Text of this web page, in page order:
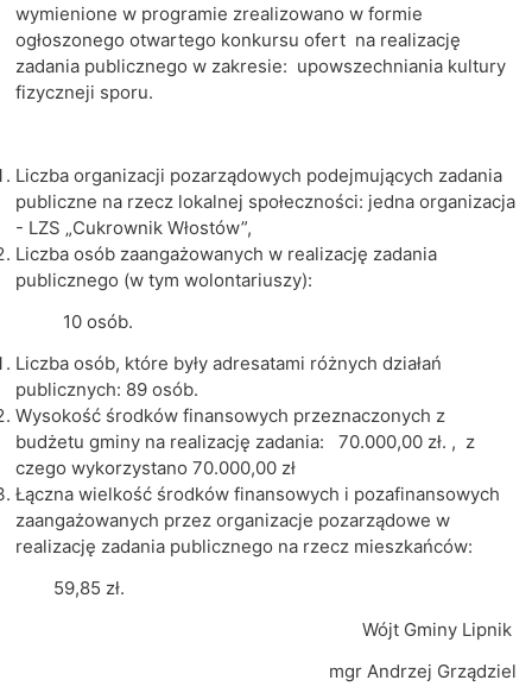
wymienione w programie zrealizowano w formie
ogłoszonego otwartego konkursu ofert na realizację
zadania publicznego w zakresie: upowszechniania kultury
fizyczneji sporu.
Liczba organizacji pozarządowych podejmujących zadania
publiczne na rzecz lokalnej społeczności: jedna organizacja
- LZS „Cukrownik Włostów”,
Liczba osób zaangażowanych w realizację zadania
publicznego (w tym wolontariuszy):
10 osób.
Liczba osób, które były adresatami różnych działań
publicznych: 89 osób.
Wysokość środków finansowych przeznaczonych z
budżetu gminy na realizację zadania: 70.000,00 zł. , z
czego wykorzystano 70.000,00 zł
Łączna wielkość środków finansowych i pozafinansowych
zaangażowanych przez organizacje pozarządowe w
realizację zadania publicznego na rzecz mieszkańców:
59,85 zł.
Wójt Gminy Lipnik
mgr Andrzej Grządziel